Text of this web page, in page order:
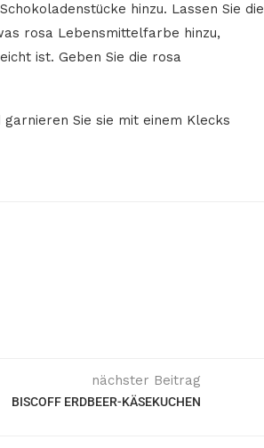
hinzu. Lassen Sie die
rosa Lebensmittelfarbe hinzu,
ist. Geben Sie die rosa
garnieren Sie sie mit einem Klecks
nächster Beitrag
BISCOFF ERDBEER-KÄSEKUCHEN